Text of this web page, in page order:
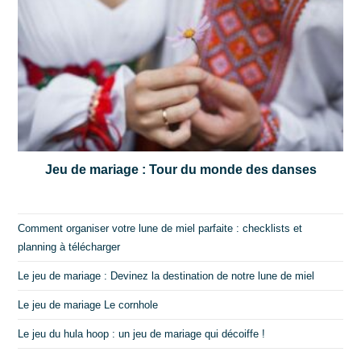
Jeu de mariage : Tour du monde des danses
Comment organiser votre lune de miel parfaite : checklists et
planning à télécharger
Le jeu de mariage : Devinez la destination de notre lune de miel
Le jeu de mariage Le cornhole
Le jeu du hula hoop : un jeu de mariage qui décoiffe !